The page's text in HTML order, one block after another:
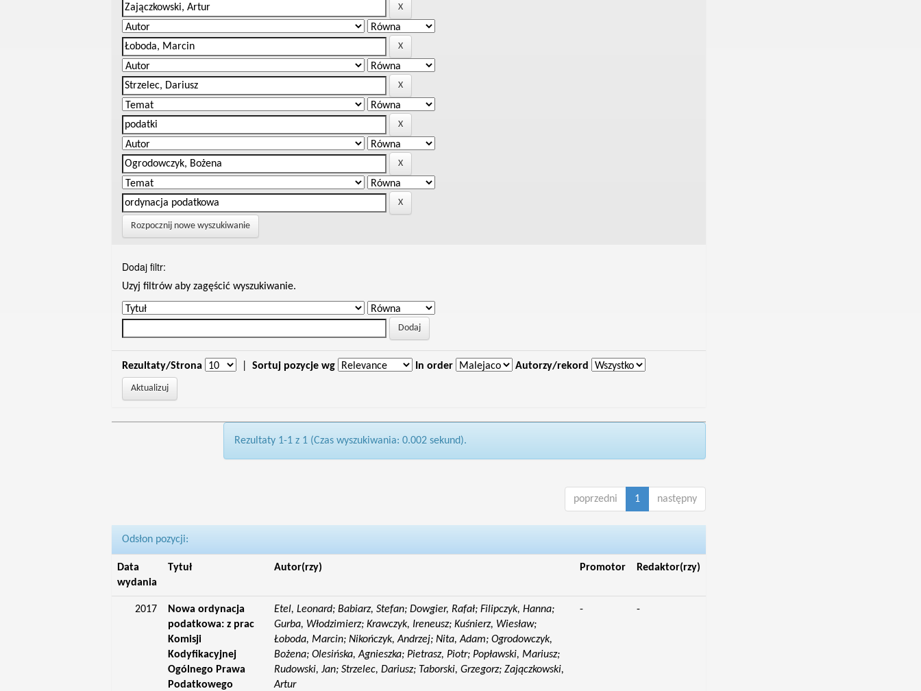
Rozpocznij nowe wyszukiwanie
Dodaj filtr:
Uzyj filtrów aby zagęścić wyszukiwanie.
Rezultaty/Strona Sortuj pozycje wg In order Autorzy/rekord
Rezultaty 1-1 z 1 (Czas wyszukiwania: 0.002 sekund).
poprzedni 1 następny
Odsłon pozycji:
Data
wydania
Tytuł Autor(rzy) Promotor Redaktor(rzy)
2017
Nowa ordynacja
podatkowa: z prac
Komisji
Kodyfikacyjnej
Ogólnego Prawa
Podatkowego
Etel, Leonard; Babiarz, Stefan; Dowgier, Rafał; Filipczyk, Hanna;
Gurba, Włodzimierz; Krawczyk, Ireneusz; Kuśnierz, Wiesław;
Łoboda, Marcin; Nikończyk, Andrzej; Nita, Adam; Ogrodowczyk,
Bożena; Olesińska, Agnieszka; Pietrasz, Piotr; Popławski, Mariusz;
Rudowski, Jan; Strzelec, Dariusz; Taborski, Grzegorz; Zajączkowski,
Artur
- -